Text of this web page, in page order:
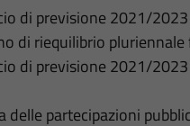
di previsione 2021/
di riequilibrio
di previsione 2021/
delle partecipazioni